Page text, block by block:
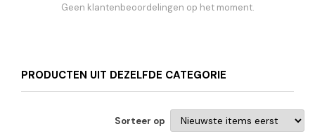
Geen klantenbeoordelingen op het moment.
PRODUCTEN UIT DEZELFDE CATEGORIE
Sorteer op